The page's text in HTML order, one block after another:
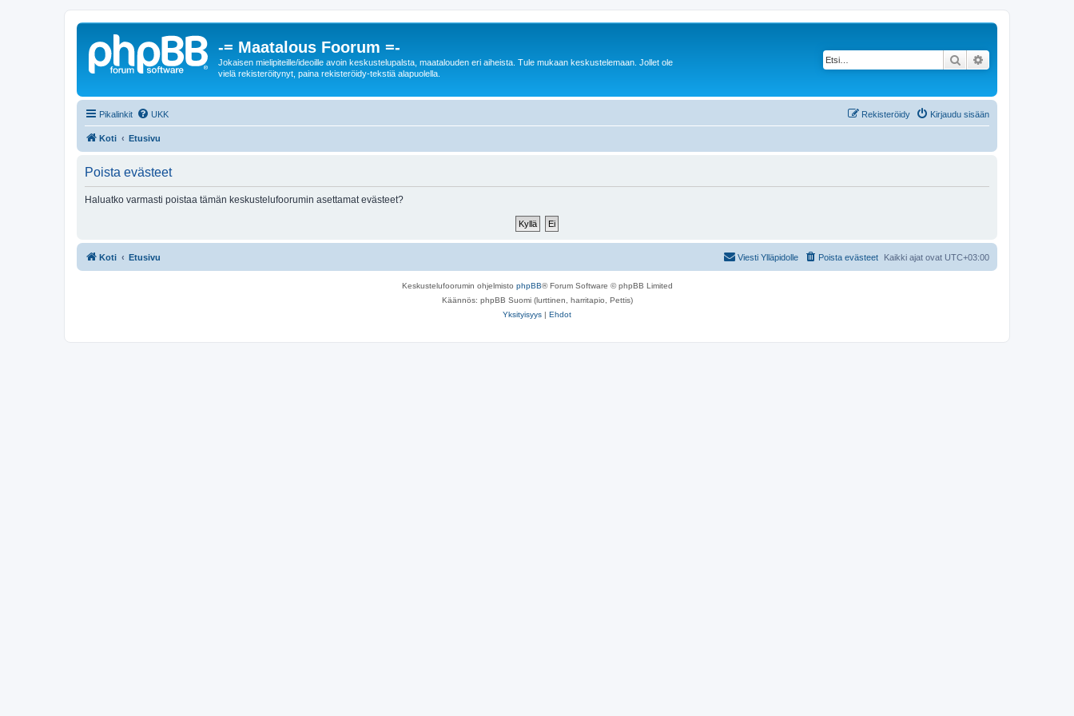
-= Maatalous Foorum =-
Jokaisen mielipiteille/ideoille avoin keskustelupalsta, maatalouden eri aiheista. Tule mukaan keskustelemaan. Jollet ole
vielä rekisteröitynyt, paina rekisteröidy-tekstiä alapuolella.
Etsi
Pikalinkit UKK Kirjaudu sisään
Rekisteröidy
Koti Etusivu
Poista evästeet
Haluatko varmasti poistaa tämän keskustelufoorumin asettamat evästeet?
Koti Etusivu Kaikki ajat ovat UTC+03:00
Poista evästeet
Viesti Ylläpidolle
Keskustelufoorumin ohjelmisto phpBB® Forum Software © phpBB Limited
Käännös: phpBB Suomi (lurttinen, harritapio, Pettis)
Yksityisyys | Ehdot